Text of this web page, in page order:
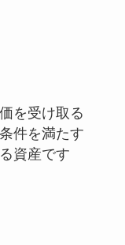
を受け取る
件を満たす
資産です